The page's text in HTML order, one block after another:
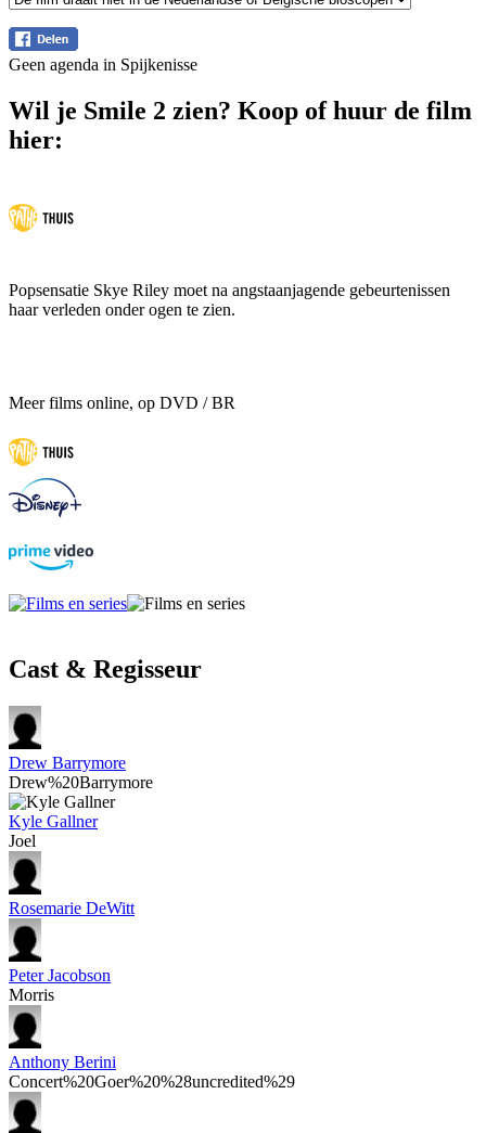
Geen agenda in Spijkenisse
Wil je Smile 2 zien? Koop of huur de film
hier:
Popsensatie Skye Riley moet na angstaanjagende gebeurtenissen
haar verleden onder ogen te zien.
Meer films online, op DVD / BR
Cast & Regisseur
Drew Barrymore
Drew%20Barrymore
Kyle Gallner
Joel
Rosemarie DeWitt
Peter Jacobson
Morris
Anthony Berini
Concert%20Goer%20%28uncredited%29